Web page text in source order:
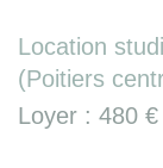
Location
(Poitiers
Loyer : 480 €